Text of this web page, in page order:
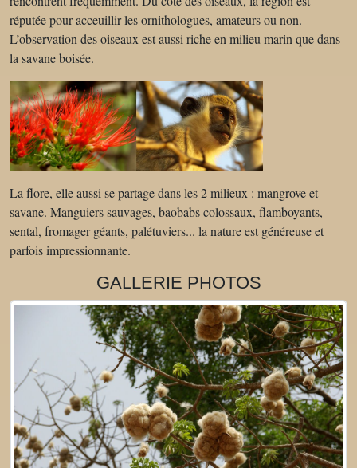
réputée pour acceuillir les ornithologues, amateurs ou non.
L’observation des oiseaux est aussi riche en milieu marin que dans
la savane boisée.
La flore, elle aussi se partage dans les 2 milieux : mangrove et
savane. Manguiers sauvages, baobabs colossaux, flamboyants,
sental, fromager géants, palétuviers... la nature est généreuse et
parfois impressionnante.
GALLERIE PHOTOS